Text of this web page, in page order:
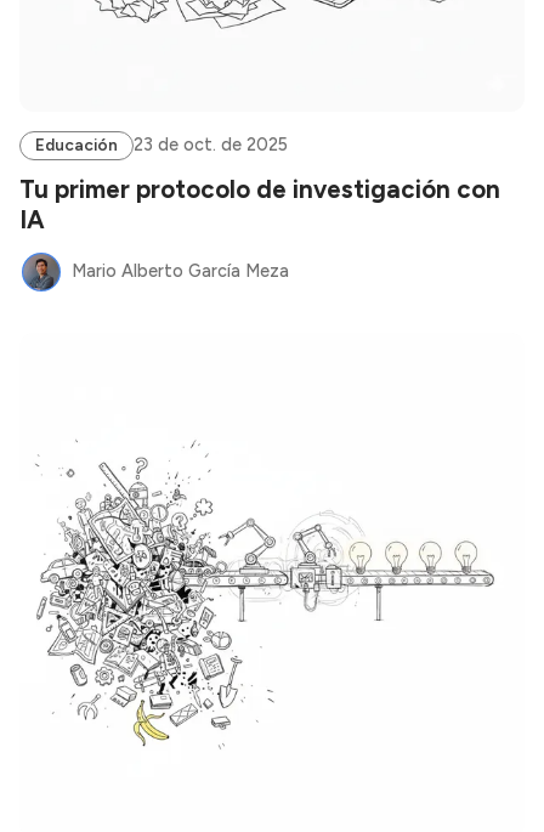
Educación 23 de oct. de 2025
Tu primer protocolo de investigación con
IA
Mario Alberto García Meza